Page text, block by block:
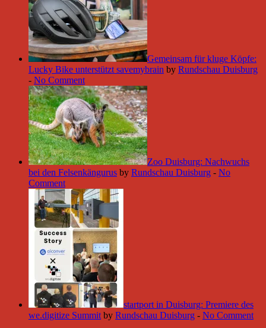
Gemeinsam für kluge Köpfe:
Lucky Bike unterstützt savemybrain by Rundschau Duisburg
- No Comment
Zoo Duisburg: Nachwuchs
bei den Felsenkängurus by Rundschau Duisburg - No
Comment
startport in Duisburg: Premiere des
we.digitize Summit by Rundschau Duisburg - No Comment